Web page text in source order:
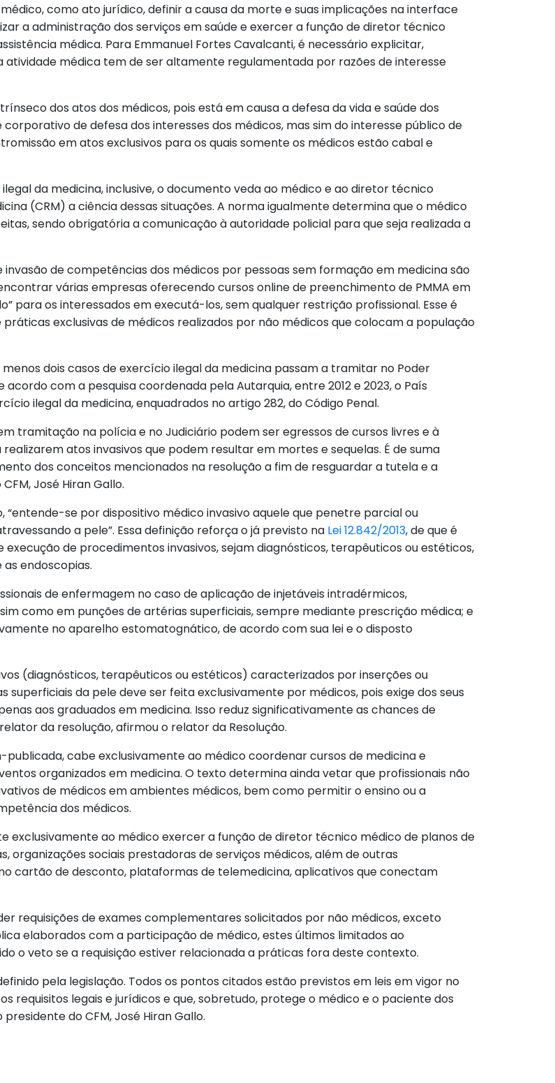
como ato jurídico, definir a causa da morte e suas implicações na interface
a administração dos serviços em saúde e exercer a função de diretor técnico
médica. Para Emmanuel Fortes Cavalcanti, é necessário explicitar,
médica tem de ser altamente regulamentada por razões de interesse
dos atos dos médicos, pois está em causa a defesa da vida e saúde dos
de defesa dos interesses dos médicos, mas sim do interesse público de
em atos exclusivos para os quais somente os médicos estão cabal e
da medicina, inclusive, o documento veda ao médico e ao diretor técnico
(CRM) a ciência dessas situações. A norma igualmente determina que o médico
sendo obrigatória a comunicação à autoridade policial para que seja realizada a
invasão de competências dos médicos por pessoas sem formação em medicina são
várias empresas oferecendo cursos online de preenchimento de PMMA em
para os interessados em executá-los, sem qualquer restrição profissional. Esse é
exclusivas de médicos realizados por não médicos que colocam a população
dois casos de exercício ilegal da medicina passam a tramitar no Poder
com a pesquisa coordenada pela Autarquia, entre 2012 e 2023, o País
ilegal da medicina, enquadrados no artigo 282, do Código Penal.
tramitação na polícia e no Judiciário podem ser egressos de cursos livres e à
atos invasivos que podem resultar em mortes e sequelas. É de suma
dos conceitos mencionados na resolução a fim de resguardar a tutela e a
José Hiran Gallo.
“entende-se por dispositivo médico invasivo aquele que penetre parcial ou
a pele”. Essa definição reforça o já previsto na Lei 12.842/2013, de que é
de procedimentos invasivos, sejam diagnósticos, terapêuticos ou estéticos,
endoscopias.
de enfermagem no caso de aplicação de injetáveis intradérmicos,
como em punções de artérias superficiais, sempre mediante prescrição médica; e
no aparelho estomatognático, de acordo com sua lei e o disposto
(diagnósticos, terapêuticos ou estéticos) caracterizados por inserções ou
da pele deve ser feita exclusivamente por médicos, pois exige dos seus
aos graduados em medicina. Isso reduz significativamente as chances de
da resolução, afirmou o relator da Resolução.
cabe exclusivamente ao médico coordenar cursos de medicina e
organizados em medicina. O texto determina ainda vetar que profissionais não
de médicos em ambientes médicos, bem como permitir o ensino ou a
dos médicos.
ao médico exercer a função de diretor técnico médico de planos de
organizações sociais prestadoras de serviços médicos, além de outras
cartão de desconto, plataformas de telemedicina, aplicativos que conectam
requisições de exames complementares solicitados por não médicos, exceto
elaborados com a participação de médico, estes últimos limitados ao
o veto se a requisição estiver relacionada a práticas fora deste contexto.
pela legislação. Todos os pontos citados estão previstos em leis em vigor no
requisitos legais e jurídicos e que, sobretudo, protege o médico e o paciente dos
do CFM, José Hiran Gallo.